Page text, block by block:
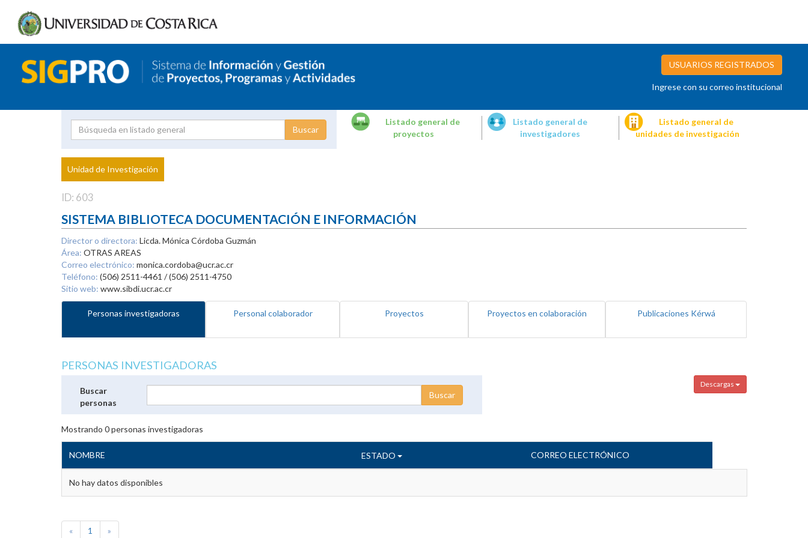
USUARIOS REGISTRADOS
Ingrese con su correo institucional
Proyecto
Investigador
Listado general de
proyectos
Listado general de
investigadores
Listado general de
unidades de investigación
Unidad de Investigación
ID: 603
SISTEMA BIBLIOTECA DOCUMENTACIÓN E INFORMACIÓN
Director o directora: Licda. Mónica Córdoba Guzmán
Área: OTRAS AREAS
Correo electrónico: monica.cordoba@ucr.ac.cr
Teléfono: (506) 2511-4461 / (506) 2511-4750
Sitio web: www.sibdi.ucr.ac.cr
Personas investigadoras Personal colaborador Proyectos Proyectos en colaboración Publicaciones Kérwá
PERSONAS INVESTIGADORAS
Descargas
Buscar
personas
Mostrando 0personas investigadoras
NOMBRE ESTADO CORREO ELECTRÓNICO
No hay datos disponibles
« 1 »